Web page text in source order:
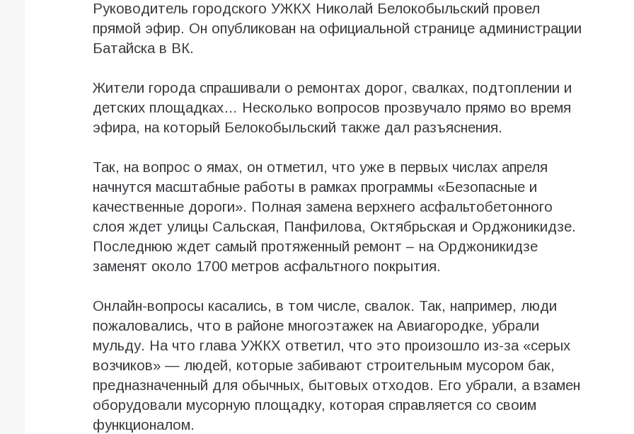
Руководитель городского УЖКХ Николай Белокобыльский провел
прямой эфир. Он опубликован на официальной странице администрации
Батайска в ВК.
Жители города спрашивали о ремонтах дорог, свалках, подтоплении и
детских площадках… Несколько вопросов прозвучало прямо во время
эфира, на который Белокобыльский также дал разъяснения.
Так, на вопрос о ямах, он отметил, что уже в первых числах апреля
начнутся масштабные работы в рамках программы «Безопасные и
качественные дороги». Полная замена верхнего асфальтобетонного
слоя ждет улицы Сальская, Панфилова, Октябрьская и Орджоникидзе.
Последнюю ждет самый протяженный ремонт – на Орджоникидзе
заменят около 1700 метров асфальтного покрытия.
Онлайн-вопросы касались, в том числе, свалок. Так, например, люди
пожаловались, что в районе многоэтажек на Авиагородке, убрали
мульду. На что глава УЖКХ ответил, что это произошло из-за «серых
возчиков» — людей, которые забивают строительным мусором бак,
предназначенный для обычных, бытовых отходов. Его убрали, а взамен
оборудовали мусорную площадку, которая справляется со своим
функционалом.